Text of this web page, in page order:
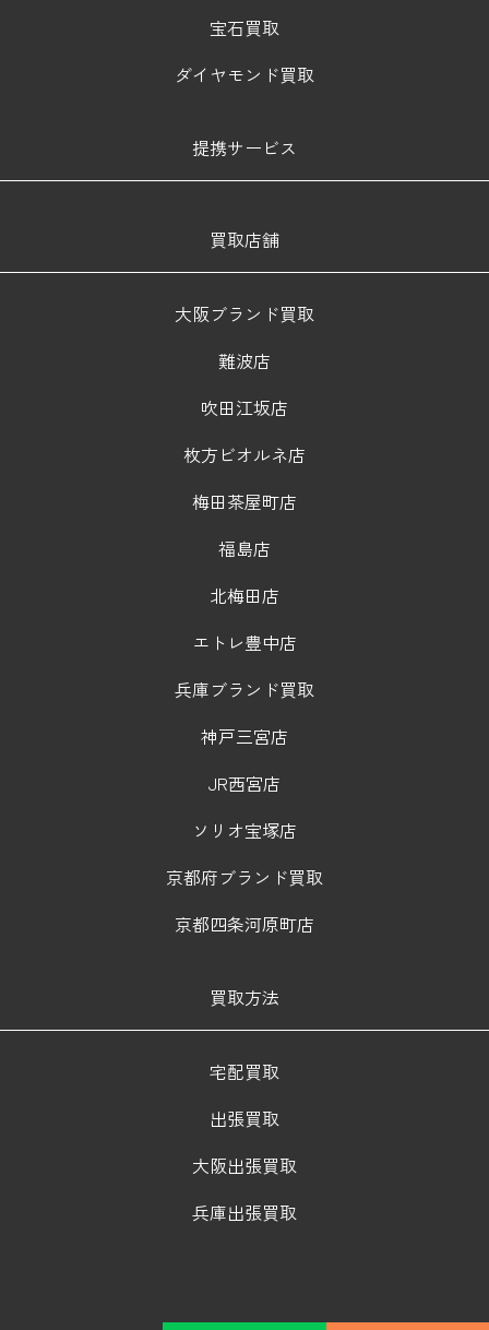
宝石買取
ダイヤモンド買取
提携サービス
買取店舗
大阪ブランド買取
難波店
吹田江坂店
枚方ビオルネ店
梅田茶屋町店
福島店
北梅田店
エトレ豊中店
兵庫ブランド買取
神戸三宮店
JR西宮店
ソリオ宝塚店
京都府ブランド買取
京都四条河原町店
買取方法
宅配買取
出張買取
大阪出張買取
兵庫出張買取